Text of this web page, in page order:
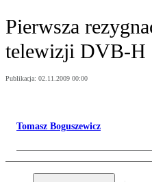
Pierwsza
telewizji DVB-H
Publikacja: 02.11.2009 00:00
Tomasz Boguszewicz